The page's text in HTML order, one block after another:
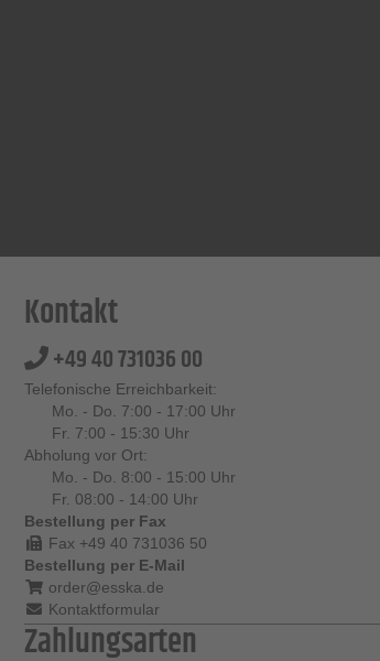
Kontakt
+49 40 731036 00
Telefonische Erreichbarkeit:
Mo. - Do. 7:00 - 17:00 Uhr
Fr. 7:00 - 15:30 Uhr
Abholung vor Ort:
Mo. - Do. 8:00 - 15:00 Uhr
Fr. 08:00 - 14:00 Uhr
Bestellung per Fax
Fax +49 40 731036 50
Bestellung per E-Mail
order@esska.de
Kontaktformular
Zahlungsarten